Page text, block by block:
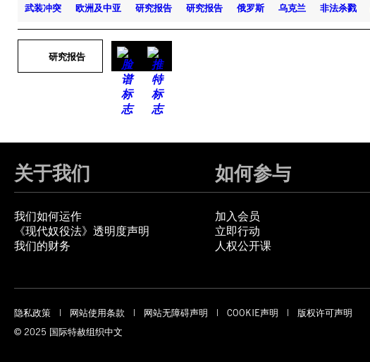
武装冲突 欧洲及中亚 研究报告 研究报告 俄罗斯 乌克兰 非法杀戮
研究报告
关于我们
我们如何运作
《现代奴役法》透明度声明
我们的财务
如何参与
加入会员
立即行动
人权公开课
隐私政策 网站使用条款 网站无障碍声明 COOKIE声明
版权许可声明
© 2025 国际特赦组织中文